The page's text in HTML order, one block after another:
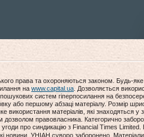
права та охороняються законом. Будь-яке
на www.capital.ua . Дозволяється
систем гіперпосилання на
або першому абзаці матеріалу. Розмір
матеріалів, які знаходяться у
правовласника. Категорично
про синдикацію з Financial Times Limited.
новини, УНІАН суворо заборонено.